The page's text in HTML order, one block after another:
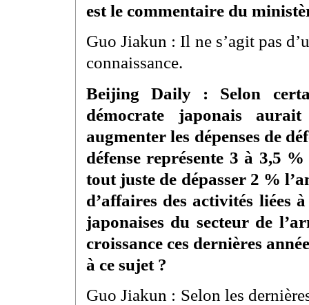
est le commentaire du
Guo Jiakun : Il ne s’agit pas
connaissance.
Beijing Daily : Selon
démocrate japonais
augmenter les dépenses de
défense représente 3 à 3,5
tout juste de dépasser 2 %
d’affaires des activités liées
japonaises du secteur de
croissance ces dernières
à ce sujet ?
Guo Jiakun : Selon les